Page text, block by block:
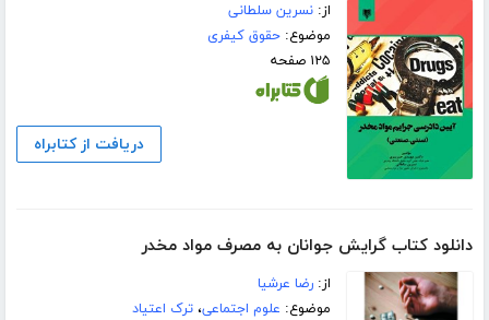
از:نسرین سلطانی
موضوع:حقوق کیفری
۱۲۵ صفحه
دریافت از کتابراه
دانلود کتاب گرایش جوانان به مصرف مواد مخدر
از:رضا عرشیا
موضوع: علوم اجتماعی،ترک اعتیاد